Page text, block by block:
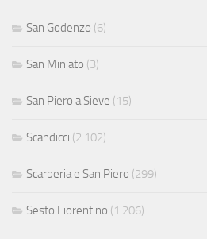
San Godenzo (6)
San Miniato (3)
San Piero a Sieve (15)
Scandicci (2.102)
Scarperia e San Piero (299)
Sesto Fiorentino (1.206)